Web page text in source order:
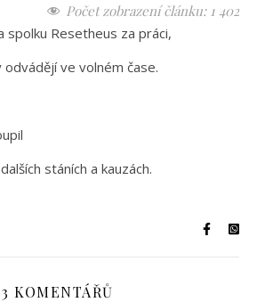
Počet zobrazení článku: 1 402
spolku Resetheus za práci,
ve volném čase.
stáních a kauzách.
3 KOMENTÁŘŮ